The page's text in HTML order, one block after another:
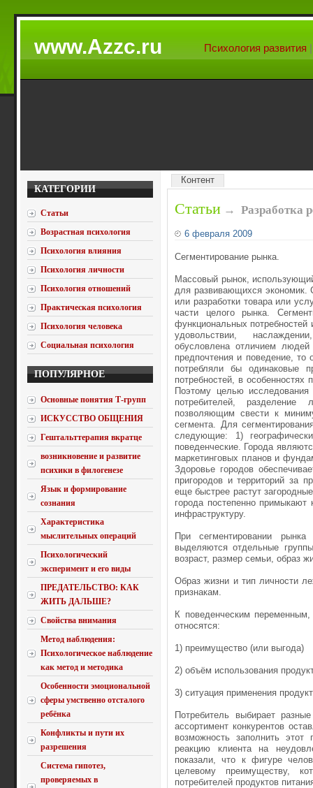
www.Azzc.ru Психология развития
КАТЕГОРИИ
Статьи
Возрастная психология
Психология влияния
Психология личности
Психология отношений
Практическая психология
Психология человека
Социальная психология
ПОПУЛЯРНОЕ
Основные понятия Т-групп
ИСКУССТВО ОБЩЕНИЯ
Гештальттерапия вкратце
возникновение и развитие
психики в филогенезе
Язык и формирование
сознания
Характеристика
мыслительных операций
Психологический
эксперимент и его виды
ПРЕДАТЕЛЬСТВО: КАК
ЖИТЬ ДАЛЬШЕ?
Свойства внимания
Метод наблюдения:
Психологическое наблюдение
как метод и методика
Особенности эмоциональной
сферы умственно отсталого
ребёнка
Конфликты и пути их
разрешения
Система гипотез,
проверяемых в
Контент
Статьи → Разработка
6 февраля 2009
Сегментирование рынка.
Массовый рынок,
для развивающихся экономик.
или разработки товара или
части целого рынка.
функциональных потребностей
удовольствии,
обусловлена отличием
предпочтения и поведение,
потребляли бы одинаковые
потребностей, в особенностях
Поэтому целью
потребителей,
позволяющим свести к
сегмента. Для
следующие: 1)
поведенческие. Города
маркетинговых планов и
Здоровье городов
пригородов и территорий за
еще быстрее растут
города постепенно
инфраструктуру.
При сегментировании
выделяются отдельные
возраст, размер семьи, образ
Образ жизни и тип личности
признакам.
К поведенческим
относятся:
1) преимущество (или выгода)
2) объём использования
3) ситуация применения
Потребитель выбирает
ассортимент конкурентов
возможность заполнить этот
реакцию клиента на
показали, что к фигуре
целевому преимуществу,
потребителей продуктов